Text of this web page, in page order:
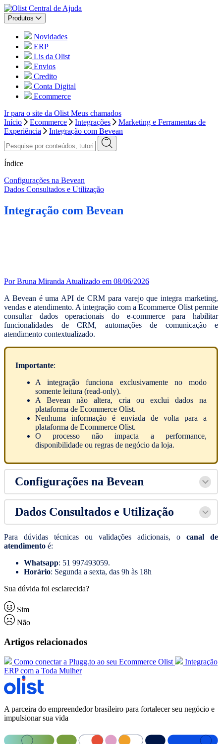
Central de Ajuda
Produtos
Novidades
ERP
Lis da Olist
Envios
Credito
Conta Digital
Ecommerce
Ir para o site da Olist Meus chamados
Início
Ecommerce Integrações
Marketing e Ferramentas de
Experiência
Integração com Bevean
Índice
Configurações na Bevean
Dados Consultados e Utilização
Integração com Bevean
Por Bruna Miranda Atualizado em 08/06/2026
A Bevean é uma API de CRM para varejo que integra marketing,
vendas e atendimento. A integração com a Ecommerce Olist permite
consultar dados operacionais do e-commerce para habilitar
funcionalidades de CRM, automações de comunicação e
atendimento contextualizado.
Importante:
A integração funciona exclusivamente no modo
somente leitura (read-only).
A Bevean não altera, cria ou exclui dados na
plataforma de Ecommerce Olist.
Nenhuma informação é enviada de volta para a
plataforma de Ecommerce Olist.
O processo não impacta a performance,
disponibilidade ou regras de negócio da loja.
Configurações na Bevean
Dados Consultados e Utilização
Para dúvidas técnicas ou validações adicionais, o canal de
atendimento é:
Whatsapp: 51 997493059.
Horário: Segunda a sexta, das 9h às 18h
Sua dúvida foi esclarecida?
Sim
Não
Artigos relacionados
Como conectar a Plugg.to ao seu Ecommerce Olist
Integração
ERP com a Toda Mulher
A parceira do empreendedor brasileiro para fortalecer seu negócio e
impulsionar sua vida